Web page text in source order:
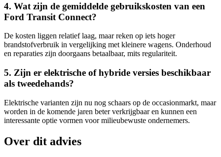
4. Wat zijn de gemiddelde gebruikskosten van een
Ford Transit Connect?
De kosten liggen relatief laag, maar reken op iets hoger
brandstofverbruik in vergelijking met kleinere wagens. Onderhoud
en reparaties zijn doorgaans betaalbaar, mits regulariteit.
5. Zijn er elektrische of hybride versies beschikbaar
als tweedehands?
Elektrische varianten zijn nu nog schaars op de occasionmarkt, maar
worden in de komende jaren beter verkrijgbaar en kunnen een
interessante optie vormen voor milieubewuste ondernemers.
Over dit advies